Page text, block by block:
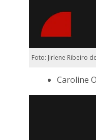
Foto: Jirlene Ribeiro
Caroline